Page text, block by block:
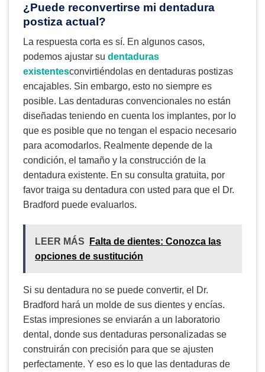
¿Puede reconvertirse mi dentadura
postiza actual?
La respuesta corta es sí. En algunos casos,
podemos ajustar su dentaduras
existentesconvirtiéndolas en dentaduras postizas
encajables. Sin embargo, esto no siempre es
posible. Las dentaduras convencionales no están
diseñadas teniendo en cuenta los implantes, por lo
que es posible que no tengan el espacio necesario
para acomodarlos. Realmente depende de la
condición, el tamaño y la construcción de la
dentadura existente. En su consulta gratuita, por
favor traiga su dentadura con usted para que el Dr.
Bradford puede evaluarlos.
LEER MÁS
Falta de dientes: Conozca las
opciones de sustitución
Si su dentadura no se puede convertir, el Dr.
Bradford hará un molde de sus dientes y encías.
Estas impresiones se enviarán a un laboratorio
dental, donde sus dentaduras personalizadas se
construirán con precisión para que se ajusten
perfectamente. Y eso es lo que las dentaduras de